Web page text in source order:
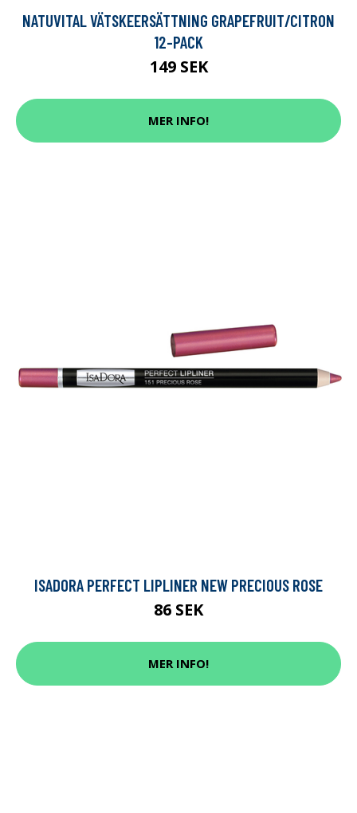
NATUVITAL VÄTSKEERSÄTTNING GRAPEFRUIT/CITRON
12-PACK
149 SEK
MER INFO!
ISADORA PERFECT LIPLINER NEW PRECIOUS ROSE
86 SEK
MER INFO!